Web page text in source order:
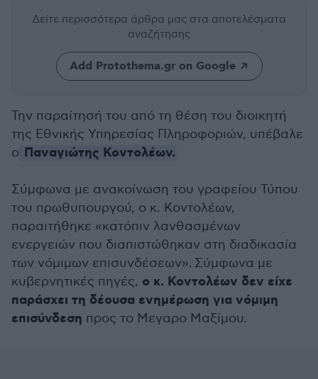
Δείτε περισσότερα άρθρα μας στα αποτελέσματα
αναζήτησης
Add Protothema.gr on Google
Την παραίτησή του από τη θέση του διοικητή
της Εθνικής Υπηρεσίας Πληροφοριών, υπέβαλε
ο Παναγιώτης Κοντολέων.
Σύμφωνα με ανακοίνωση του γραφείου Τύπου
του πρωθυπουργού, ο κ. Κοντολέων,
παραιτήθηκε «κατόπιν λανθασμένων
ενεργειών που διαπιστώθηκαν στη διαδικασία
των νόμιμων επισυνδέσεων». Σύμφωνα με
κυβερνητικές πηγές, ο κ. Κοντολέων δεν είχε
παράσχει τη δέουσα ενημέρωση για νόμιμη
επισύνδεση προς το Μεγαρο Μαξίμου.